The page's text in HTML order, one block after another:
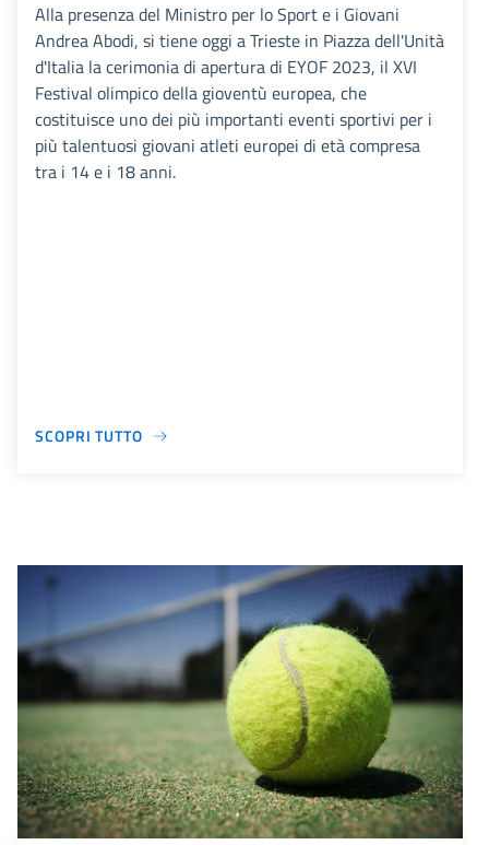
Alla presenza del Ministro per lo Sport e i Giovani
Andrea Abodi, si tiene oggi a Trieste in Piazza dell'Unità
d'Italia la cerimonia di apertura di EYOF 2023, il XVI
Festival olimpico della gioventù europea, che
costituisce uno dei più importanti eventi sportivi per i
più talentuosi giovani atleti europei di età compresa
tra i 14 e i 18 anni.
SCOPRI TUTTO